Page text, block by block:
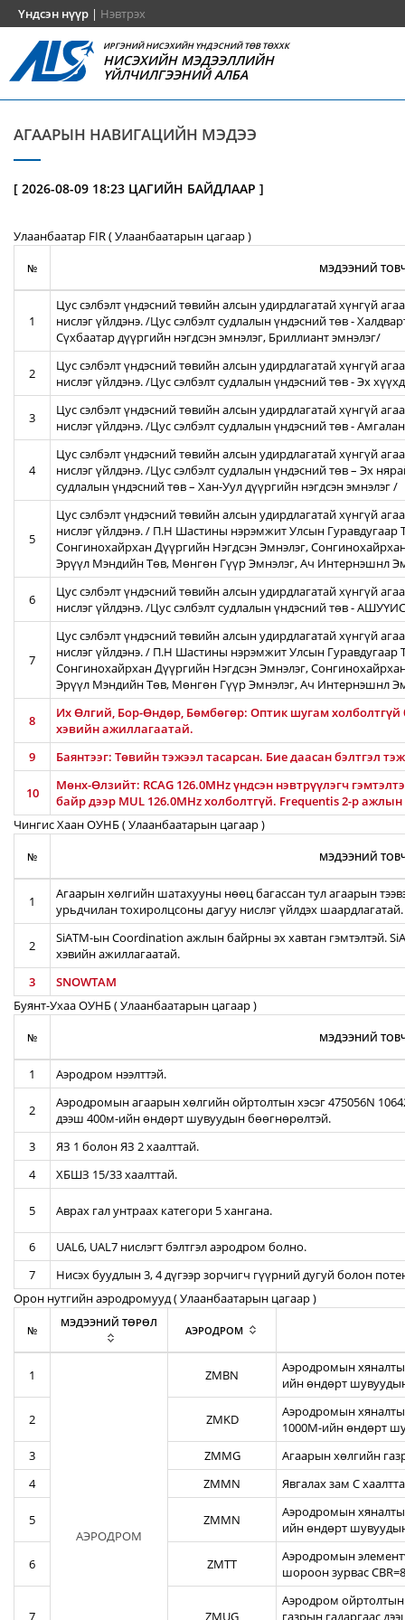
Үндсэн нүүр | Нэвтрэх
ИРГЭНИЙ НИСЭХИЙН ҮНДЭСНИЙ ТӨВ ТӨХХК
НИСЭХИЙН МЭДЭЭЛЛИЙН
ҮЙЛЧИЛГЭЭНИЙ АЛБА
АГААРЫН НАВИГАЦИЙН МЭДЭЭ
[ 2026-08-09 18:23 ЦАГИЙН БАЙДЛААР ]
Улаанбаатар FIR ( Улаанбаатарын цагаар )
№ МЭДЭЭНИЙ
1
Цус сэлбэлт үндэсний төвийн алсын удирдлагатай хүнгүй
нислэг үйлдэнэ. /Цус сэлбэлт судлалын үндэсний төв -
Сүхбаатар дүүргийн нэгдсэн эмнэлэг, Бриллиант эмнэлэг/
2
Цус сэлбэлт үндэсний төвийн алсын удирдлагатай хүнгүй
нислэг үйлдэнэ. /Цус сэлбэлт судлалын үндэсний төв - Эх
3
Цус сэлбэлт үндэсний төвийн алсын удирдлагатай хүнгүй
нислэг үйлдэнэ. /Цус сэлбэлт судлалын үндэсний төв -
4
Цус сэлбэлт үндэсний төвийн алсын удирдлагатай хүнгүй
нислэг үйлдэнэ. /Цус сэлбэлт судлалын үндэсний төв – Эх
судлалын үндэсний төв – Хан-Уул дүүргийн нэгдсэн эмнэлэг /
5
Цус сэлбэлт үндэсний төвийн алсын удирдлагатай хүнгүй
нислэг үйлдэнэ. / П.Н Шастины нэрэмжит Улсын Гуравдугаар
Сонгинохайрхан Дүүргийн Нэгдсэн Эмнэлэг,
Эрүүл Мэндийн Төв, Мөнгөн Гүүр Эмнэлэг, Ач Интернэшнл
6
Цус сэлбэлт үндэсний төвийн алсын удирдлагатай хүнгүй
нислэг үйлдэнэ. /Цус сэлбэлт судлалын үндэсний төв -
7
Цус сэлбэлт үндэсний төвийн алсын удирдлагатай хүнгүй
нислэг үйлдэнэ. / П.Н Шастины нэрэмжит Улсын Гуравдугаар
Сонгинохайрхан Дүүргийн Нэгдсэн Эмнэлэг,
Эрүүл Мэндийн Төв, Мөнгөн Гүүр Эмнэлэг, Ач Интернэшнл
8
Их Өлгий, Бор-Өндөр, Бөмбөгөр: Оптик шугам холболтгүй
хэвийн ажиллагаатай.
9
Баянтээг: Төвийн тэжээл тасарсан. Бие даасан бэлтгэл
10
Мөнх-Өлзийт: RCAG 126.0MHz үндсэн нэвтрүүлэгч
байр дээр MUL 126.0MHz холболтгүй. Frequentis 2-р
Чингис Хаан ОУНБ ( Улаанбаатарын цагаар )
№ МЭДЭЭНИЙ
1
Агаарын хөлгийн шатахууны нөөц багассан тул агаарын
урьдчилан тохиролцсоны дагуу нислэг үйлдэх шаардлагатай.
2
SiATM-ын Coordination ажлын байрны эх хавтан гэмтэлтэй.
хэвийн ажиллагаатай.
3
SNOWTAM
Буянт-Ухаа ОУНБ ( Улаанбаатарын цагаар )
№ МЭДЭЭНИЙ
1 Аэродром нээлттэй.
2
Аэродромын агаарын хөлгийн ойртолтын хэсэг 475056N
дээш 400м-ийн өндөрт шувуудын бөөгнөрөлтэй.
3
ЯЗ 1 болон ЯЗ 2 хаалттай.
4
ХБШЗ 15/33 хаалттай.
5 Аврах гал унтраах категори 5 хангана.
6
UAL6, UAL7 нислэгт бэлтгэл аэродром болно.
7
Нисэх буудлын 3, 4 дүгээр зорчигч гүүрний дугуй болон
Орон нутгийн аэродромууд ( Улаанбаатарын цагаар )
№
МЭДЭЭНИЙ ТӨРӨЛ
АЭРОДРОМ
1
АЭРОДРОМ
ZMBN
Аэродромын
ийн өндөрт
2 ZMKD
Аэродромын
1000М-ийн өндөрт
3
ZMMG
Агаарын хөлгийн
4
ZMMN Явгалах зам С
5 ZMMN
Аэродромын
ийн өндөрт
6 ZMTT
Аэродромын
шороон зурвас
7 ZMUG
Аэродром ойртолтын
газрын гадаргаас